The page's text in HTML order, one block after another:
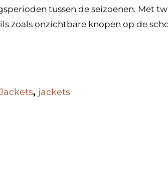
tussen de seizoenen. Met
zoals onzichtbare knopen op de
, jackets